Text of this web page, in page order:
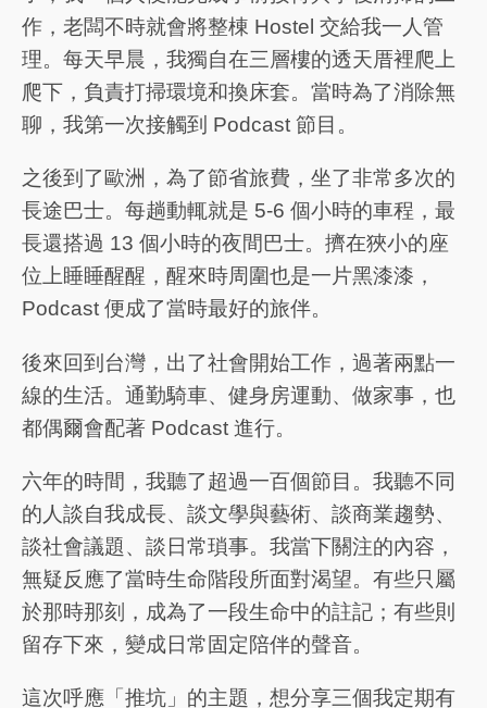
作，老闆不時就會將整棟 Hostel 交給我一人管
理。每天早晨，我獨自在三層樓的透天厝裡爬上
爬下，負責打掃環境和換床套。當時為了消除無
聊，我第一次接觸到 Podcast 節目。
之後到了歐洲，為了節省旅費，坐了非常多次的
長途巴士。每趟動輒就是 5-6 個小時的車程，最
長還搭過 13 個小時的夜間巴士。擠在狹小的座
位上睡睡醒醒，醒來時周圍也是一片黑漆漆，
Podcast 便成了當時最好的旅伴。
後來回到台灣，出了社會開始工作，過著兩點一
線的生活。通勤騎車、健身房運動、做家事，也
都偶爾會配著 Podcast 進行。
六年的時間，我聽了超過一百個節目。我聽不同
的人談自我成長、談文學與藝術、談商業趨勢、
談社會議題、談日常瑣事。我當下關注的內容，
無疑反應了當時生命階段所面對渴望。有些只屬
於那時那刻，成為了一段生命中的註記；有些則
留存下來，變成日常固定陪伴的聲音。
這次呼應「推坑」的主題，想分享三個我定期有